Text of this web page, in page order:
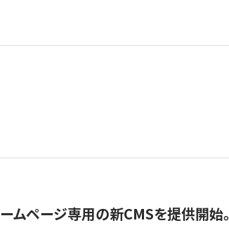
ムページ専用の新CMSを提供開始。